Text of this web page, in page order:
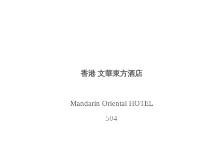
香港 文華東方酒店
Mandarin Oriental HOTEL
504